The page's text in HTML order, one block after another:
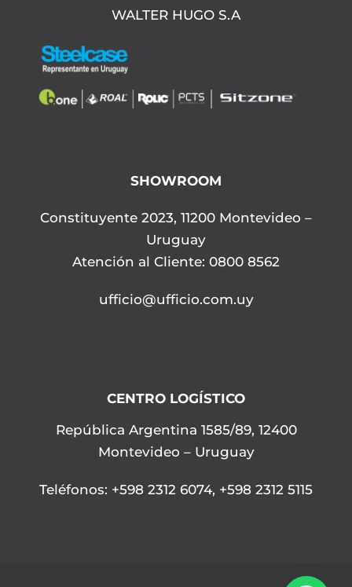
WALTER HUGO S.A
SHOWROOM
Constituyente 2023, 11200 Montevideo –
Uruguay
Atención al Cliente: 0800 8562
ufficio@ufficio.com.uy
CENTRO LOGÍSTICO
República Argentina 1585/89, 12400
Montevideo – Uruguay
Teléfonos: +598 2312 6074, +598 2312 5115